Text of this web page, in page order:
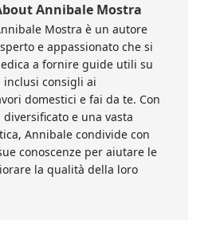
Annibale Mostra
Mostra è un autore
e appassionato che si
a fornire guide utili su
consigli ai
domestici e fai da te. Con
e una vasta
Annibale condivide con
conoscenze per aiutare le
la qualità della loro